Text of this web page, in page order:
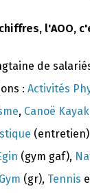
l'AOO,
de
: Activités
, Canoë Kayak
(entretien)
(gym gaf),
(gr), Tennis